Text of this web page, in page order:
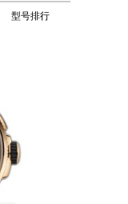
型号排行